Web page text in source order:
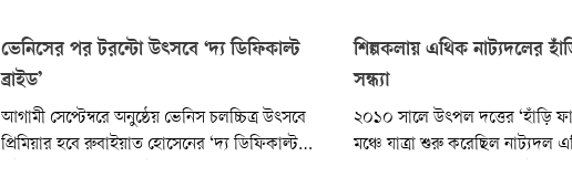
ভেনিসের পর টরন্টো উৎসবে ‘দ্য ডিফিকাল্ট
ব্রাইড’
আগামী সেপ্টেম্বরে অনুষ্ঠেয় ভেনিস চলচ্চিত্র উৎসবে
প্রিমিয়ার হবে রুবাইয়াত হোসেনের ‘দ্য ডিফিকাল্ট
শিল্পকলায় এথিক নাট্যদলের
সন্ধ্যা
২০১০ সালে উৎপল দত্তের ‘হাঁড়ি
মঞ্চে যাত্রা শুরু করেছিল নাট্যদল